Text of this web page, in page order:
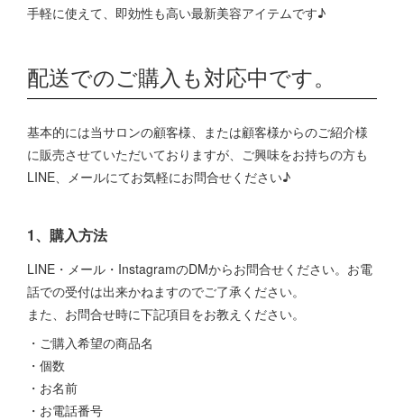
手軽に使えて、即効性も高い最新美容アイテムです♪
配送でのご購入も対応中です。
基本的には当サロンの顧客様、または顧客様からのご紹介様
に販売させていただいておりますが、ご興味をお持ちの方も
LINE、メールにてお気軽にお問合せください♪
1、購入方法
LINE・メール・InstagramのDMからお問合せください。お電
話での受付は出来かねますのでご了承ください。
また、お問合せ時に下記項目をお教えください。
・ご購入希望の商品名
・個数
・お名前
・お電話番号